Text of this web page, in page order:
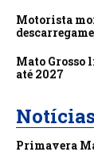
Motorista
Mato Grosso
até 2027
Primavera